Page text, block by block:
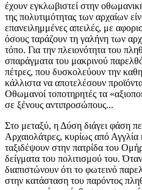
έχουν εγκλωβιστεί στην
της πολυτιμότητας των αρχαίων
επανειλημμένες απειλές, με
όσους ταράζουν τη γαλήνη των
τόπο. Για την πλειονότητα του
σπαράγματα του μακρινού
πέτρες, που δυσκολεύουν την
κάλλιστα να αποτελέσουν
Οθωμανοί τοποτηρητές τα
σε ξένους αντιπροσώπους...
Στο μεταξύ, η Δύση διάγει φάση
Αρχαιολάτρες, κυρίως από Αγγλία
ταξιδέψουν στην πατρίδα του
δείγματα του πολιτισμού του.
διαπιστώνουν ότι το φωτεινό
στην κατάσταση του παρόντος